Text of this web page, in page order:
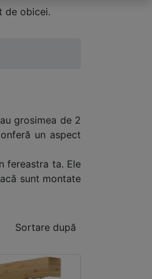
de obicei.
grosimea de 2
un aspect
fereastra ta. Ele
sunt montate
Sortare după